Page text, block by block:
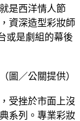
是西洋情人節
資深造型彩妝師
或是劇組的幕後
圖／公關提供）
受挫於市面上沒
系列。專業彩妝